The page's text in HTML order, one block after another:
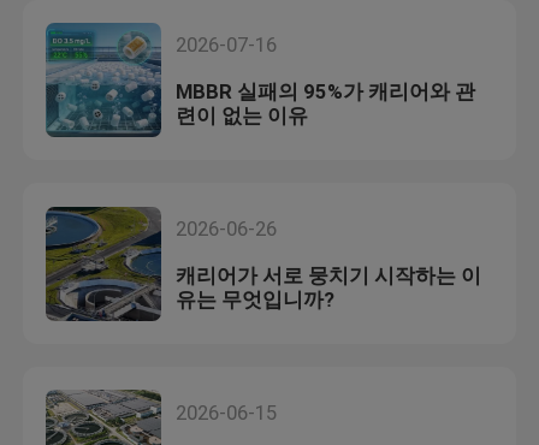
2026-07-16
MBBR 실패의 95%가 캐리어와 관
련이 없는 이유
2026-06-26
캐리어가 서로 뭉치기 시작하는 이
유는 무엇입니까?
2026-06-15